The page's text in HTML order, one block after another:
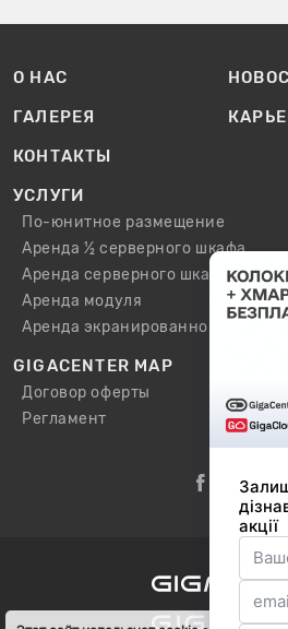
О НАС
ГАЛЕРЕЯ
КОНТАКТЫ
УСЛУГИ
По-юнитное размещение
Аренда ½ серверного шкафа
Аренда серверного шкафа
Аренда модуля
Аренда экранированного шкафа /
GIGACENTER MAP
Договор оферты
Регламент